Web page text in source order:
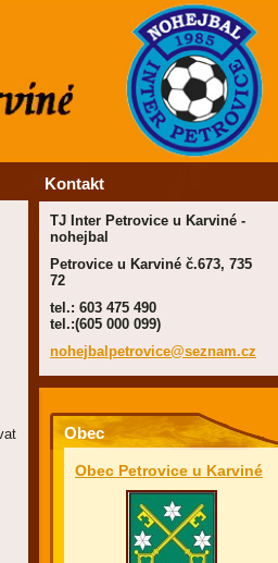
Kontakt
TJ Inter Petrovice u Karviné -
nohejbal
Petrovice u Karviné č.673, 735
72
tel.: 603 475 490
tel.:(605 000 099)
nohejbal petrovice@seznam.cz
Obec
Obec Petrovice u Karviné